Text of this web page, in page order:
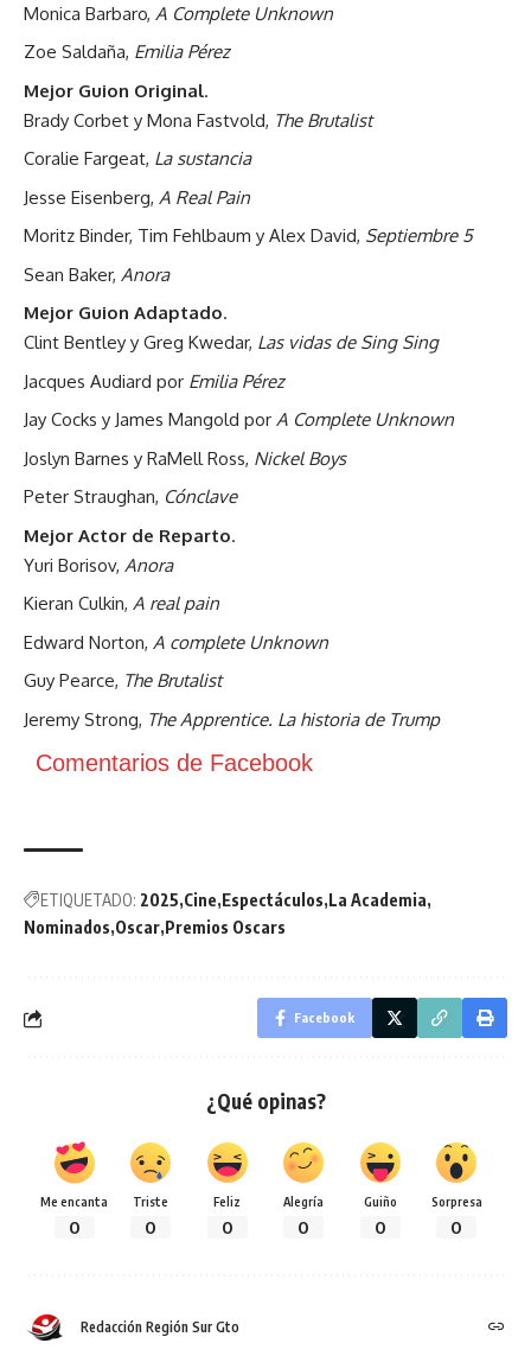
Monica Barbaro, A Complete Unknown
Zoe Saldaña, Emilia Pérez
Mejor Guion Original.
Brady Corbet y Mona Fastvold, The Brutalist
Coralie Fargeat, La sustancia
Jesse Eisenberg, A Real Pain
Moritz Binder, Tim Fehlbaum y Alex David, Septiembre 5
Sean Baker, Anora
Mejor Guion Adaptado.
Clint Bentley y Greg Kwedar, Las vidas de Sing Sing
Jacques Audiard por Emilia Pérez
Jay Cocks y James Mangold por A Complete Unknown
Joslyn Barnes y RaMell Ross, Nickel Boys
Peter Straughan, Cónclave
Mejor Actor de Reparto.
Yuri Borisov, Anora
Kieran Culkin, A real pain
Edward Norton, A complete Unknown
Guy Pearce, The Brutalist
Jeremy Strong, The Apprentice. La historia de Trump
Comentarios de Facebook
ETIQUETADO: 2025 Cine Espectáculos La Academia
Nominados Oscar Premios Oscars
Facebook
¿Qué opinas?
Me encanta
0
Triste
0
Feliz
0
Alegría
0
Guiño
0
Sorpresa
0
Redacción Región Sur Gto